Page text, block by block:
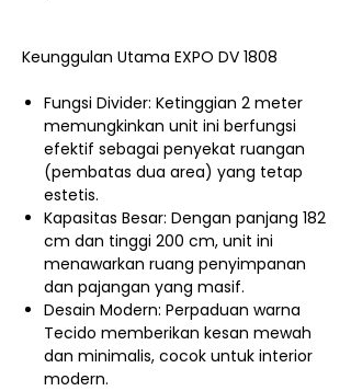
Keunggulan Utama EXPO DV 1808
Fungsi Divider: Ketinggian 2 meter
memungkinkan unit ini berfungsi
efektif sebagai penyekat ruangan
(pembatas dua area) yang tetap
estetis.
Kapasitas Besar: Dengan panjang 182
cm dan tinggi 200 cm, unit ini
menawarkan ruang penyimpanan
dan pajangan yang masif.
Desain Modern: Perpaduan warna
Tecido memberikan kesan mewah
dan minimalis, cocok untuk interior
modern.